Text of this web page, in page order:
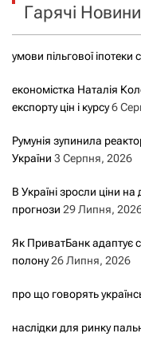
Гарячі Новини
умови пільгової іпотеки
економістка Наталія
експорту цін і курсу6
Румунія зупинила
України 3 Серпня, 2026
В Україні зросли ціни
прогнози 29 Липня,
Як ПриватБанк адаптує
полону26 Липня, 2026
про що говорять
наслідки для ринку